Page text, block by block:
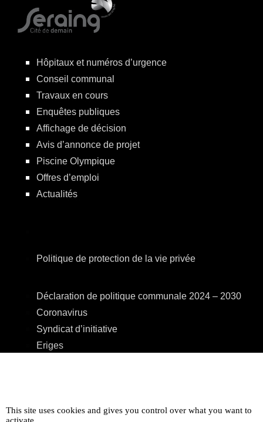
Hôpitaux et numéros d’urgence
Conseil communal
Travaux en cours
Enquêtes publiques
Affichage de décision
Avis d’annonce de projet
Piscine Olympique
Offres d’emploi
Actualités
Politique de protection de la vie privée
Déclaration de politique communale 2024 – 2030
Coronavirus
Syndicat d’initiative
Eriges
Accessibilité
This site uses cookies and gives you control over what you want to